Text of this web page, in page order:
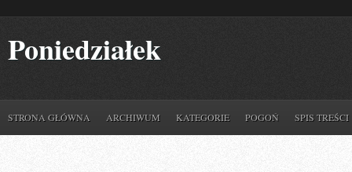
Poniedziałek
STRONA GŁÓWNA ARCHIWUM KATEGORIE POGOŃ SPIS TREŚCI